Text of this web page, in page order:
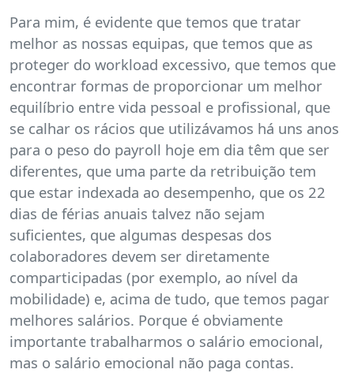
Para mim, é evidente que temos que tratar
melhor as nossas equipas, que temos que as
proteger do workload excessivo, que temos que
encontrar formas de proporcionar um melhor
equilíbrio entre vida pessoal e profissional, que
se calhar os rácios que utilizávamos há uns anos
para o peso do payroll hoje em dia têm que ser
diferentes, que uma parte da retribuição tem
que estar indexada ao desempenho, que os 22
dias de férias anuais talvez não sejam
suficientes, que algumas despesas dos
colaboradores devem ser diretamente
comparticipadas (por exemplo, ao nível da
mobilidade) e, acima de tudo, que temos pagar
melhores salários. Porque é obviamente
importante trabalharmos o salário emocional,
mas o salário emocional não paga contas.